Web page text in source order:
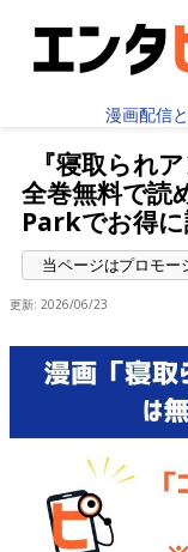
漫画配信
『寝取られ
全巻無料で読
Parkでお得
更新: 2026/06/23